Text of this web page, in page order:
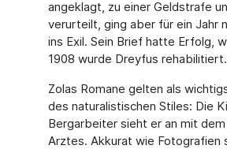
angeklagt, zu einer Geldstrafe
verurteilt, ging aber für ein Jahr
ins Exil. Sein Brief hatte Erfolg,
1908 wurde Dreyfus rehabilitiert.
Zolas Romane gelten als
des naturalistischen Stiles: Die
Bergarbeiter sieht er an mit
Arztes. Akkurat wie Fotografien